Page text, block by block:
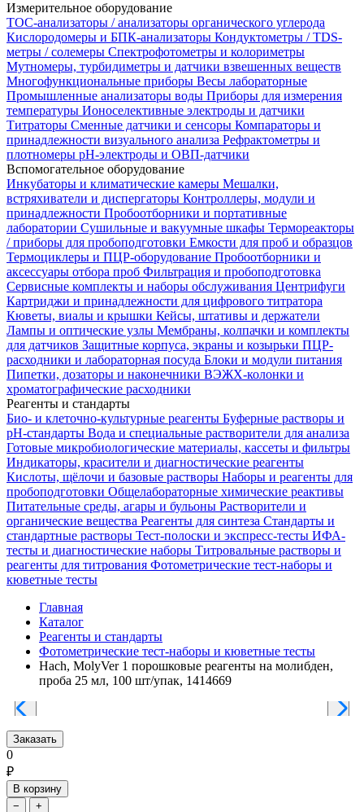
Измерительное оборудование
TOC-анализаторы / анализаторы органического углерода
Кислородомеры и БПК-анализаторы Кондуктометры / TDS-
метры / солемеры Спектрофотометры и колориметры
Мутномеры, турбидиметры и датчики взвешенных веществ
Многофункциональные приборы Весы лабораторные
Промышленные анализаторы воды Приборы для измерения
температуры Ионоселективные электроды и датчики
Титраторы Сменные датчики и сенсоры Компараторы и
принадлежности визуального анализа Рефрактометры и
плотномеры pH-электроды и ОВП-датчики
Вспомогательное оборудование
Инкубаторы и климатические камеры Мешалки,
встряхиватели и диспергаторы Контроллеры, модули и
принадлежности Пробоотборники и портативные
лаборатории Сушильные и вакуумные шкафы Термореакторы
/ приборы для пробоподготовки Емкости для проб и образцов
Термоциклеры и ПЦР-оборудование Пробоотборники и
аксессуары отбора проб Фильтрация и пробоподготовка
Сервисные комплекты и наборы обслуживания Центрифуги
Картриджи и принадлежности для цифрового титратора
Кюветы, виалы и крышки Кейсы, штативы и держатели
Лампы и оптические узлы Мембраны, колпачки и комплекты
для датчиков Защитные корпуса, экраны и козырьки ПЦР-
расходники и лабораторная посуда Блоки и модули питания
Пипетки, дозаторы и наконечники ВЭЖХ-колонки и
хроматографические расходники
Реагенты и стандарты
Био- и клеточно-культурные реагенты Буферные растворы и
pH-стандарты Вода и специальные растворители для анализа
Готовые микробиологические материалы, кассеты и фильтры
Индикаторы, красители и диагностические реагенты
Кислоты, щёлочи и базовые растворы Наборы и реагенты для
пробоподготовки Общелабораторные химические реактивы
Питательные среды, агары и бульоны Растворители и
органические вещества Реагенты для синтеза Стандарты и
стандартные растворы Тест-полоски и экспресс-тесты ИФА-
тесты и диагностические наборы Титровальные растворы и
реагенты для титрования Фотометрические тест-наборы и
кюветные тесты
Главная
Каталог
Реагенты и стандарты
Фотометрические тест-наборы и кюветные тесты
Hach, MolyVer 1 порошковые реагенты на молибден,
проба 25 мл, 100 шт/упак, 1414669
Заказать
0
₽
В корзину
−
+